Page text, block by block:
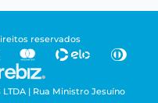
reservados
LTDA | Rua Ministro Jesuíno